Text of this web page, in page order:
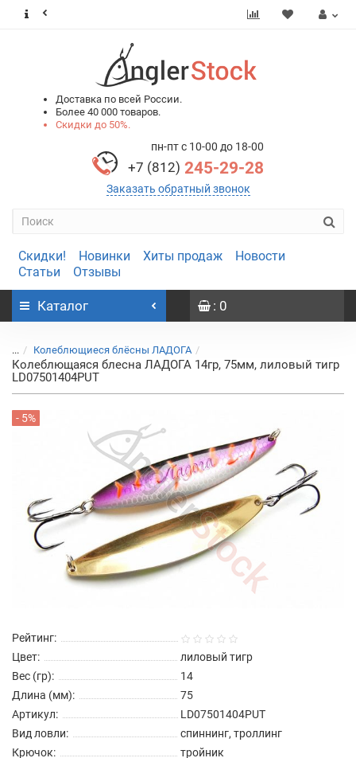
Доставка по всей России.
Более 40 000 товаров.
Скидки до 50%.
пн-пт с 10-00 до 18-00
+7 (812) 245-29-28
Заказать обратный звонок
Скидки! Новинки Хиты продаж
Новости
Статьи
Отзывы
Каталог : 0
... Колеблющиеся блёсны ЛАДОГА
Колеблющаяся блесна ЛАДОГА 14гр, 75мм, лиловый тигр
LD07501404PUT
- 5%
Рейтинг:
Цвет:
лиловый тигр
Вес (гр):
14
Длина (мм):
75
Артикул:
LD07501404PUT
Вид ловли:
спиннинг, троллинг
Крючок:
тройник